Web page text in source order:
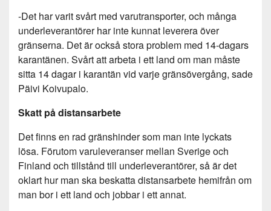
-Det har varit svårt med varutransporter, och många
underleverantörer har inte kunnat leverera över
gränserna. Det är också stora problem med 14-dagars
karantänen. Svårt att arbeta i ett land om man måste
sitta 14 dagar i karantän vid varje gränsövergång, sade
Päivi Koivupalo.
Skatt på distansarbete
Det finns en rad gränshinder som man inte lyckats
lösa. Förutom varuleveranser mellan Sverige och
Finland och tillstånd till underleverantörer, så är det
oklart hur man ska beskatta distansarbete hemifrån om
man bor i ett land och jobbar i ett annat.